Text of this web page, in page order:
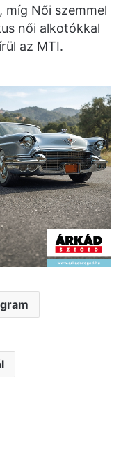
míg Női szemmel
női alkotókkal
az MTI.